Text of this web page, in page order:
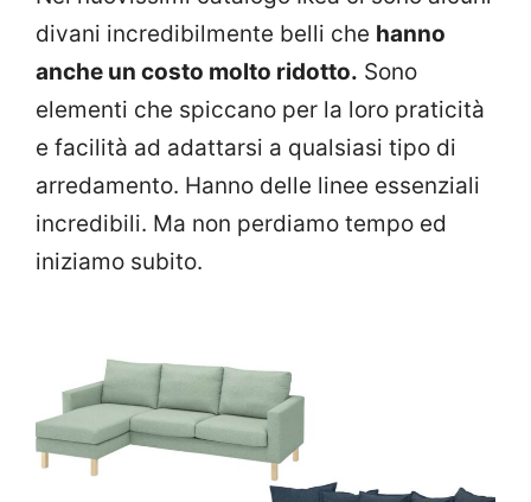
divani incredibilmente belli che hanno
anche un costo molto ridotto. Sono
elementi che spiccano per la loro praticità
e facilità ad adattarsi a qualsiasi tipo di
arredamento. Hanno delle linee essenziali
incredibili. Ma non perdiamo tempo ed
iniziamo subito.